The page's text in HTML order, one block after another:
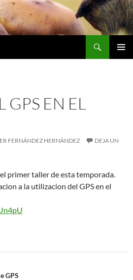
GPS EN EL
FERNÁNDEZ HERNÁNDEZ
DEJA UN
primer taller de esta temporada.
a la utilizacion del GPS en el
GPS